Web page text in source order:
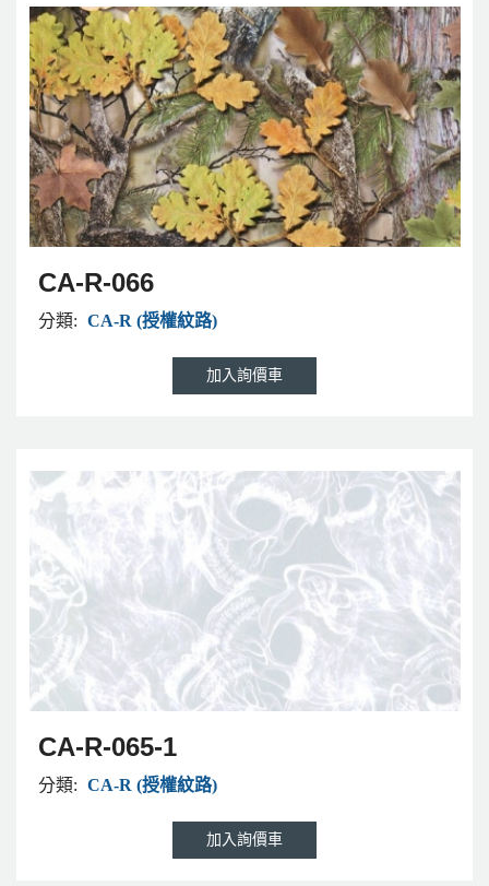
CA-R-066
分類: CA-R (授權紋路)
CA-R-065-1
分類: CA-R (授權紋路)